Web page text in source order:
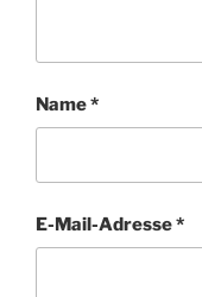
Name*
E-Mail-Adresse*